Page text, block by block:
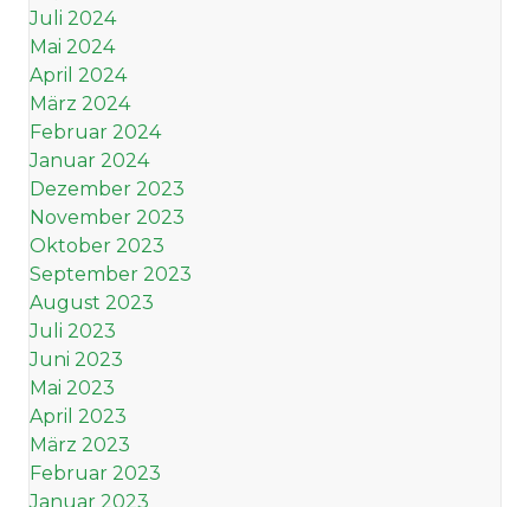
Juli 2024
Mai 2024
April 2024
März 2024
Februar 2024
Januar 2024
Dezember 2023
November 2023
Oktober 2023
September 2023
August 2023
Juli 2023
Juni 2023
Mai 2023
April 2023
März 2023
Februar 2023
Januar 2023